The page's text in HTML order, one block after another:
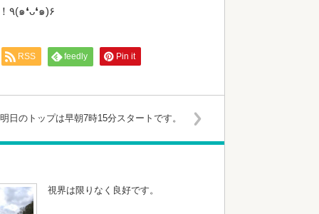
3日間、弓美子ちゃんと優勝目指して頑張ります！！！٩(๑❛ᴗ❛๑)۶
RSS feedly Pin it
明日のトップは早朝7時15分スタートです。
視界は限りなく良好です。